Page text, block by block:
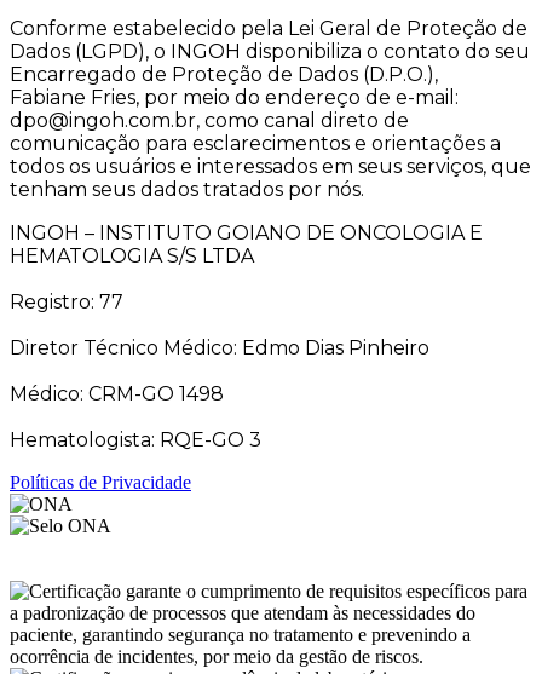
Conforme estabelecido pela Lei Geral de Proteção de
Dados (LGPD), o INGOH disponibiliza o contato do seu
Encarregado de Proteção de Dados (D.P.O.),
Fabiane Fries, por meio do endereço de e-mail:
dpo@ingoh.com.br, como canal direto de
comunicação para esclarecimentos e orientações a
todos os usuários e interessados em seus serviços, que
tenham seus dados tratados por nós.
INGOH – INSTITUTO GOIANO DE ONCOLOGIA E
HEMATOLOGIA S/S LTDA
Registro: 77
Diretor Técnico Médico: Edmo Dias Pinheiro
Médico: CRM-GO 1498
Hematologista: RQE-GO 3
Políticas de Privacidade